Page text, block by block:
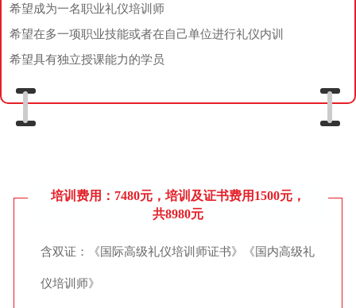
希望成为一名职业礼仪培训师
希望在多一项职业技能或者在自己单位进行礼仪内训
希望具有独立授课能力的学员
培训费用：7480元，培训及证书费用1500元，
共8980元
含双证：《国际高级礼仪培训师证书》《国内高级礼
仪培训师》